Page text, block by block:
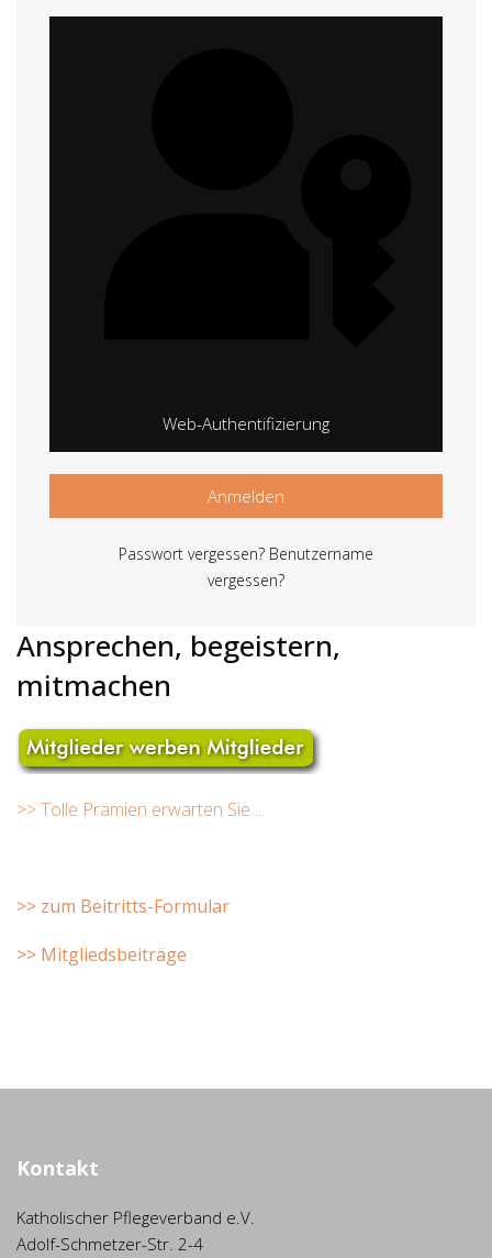
Web-Authentifizierung
Anmelden
Passwort vergessen? Benutzername
vergessen?
Ansprechen, begeistern,
mitmachen
>> Tolle Prämien erwarten Sie ...
>> zum Beitritts-Formular
>> Mitgliedsbeiträge
Kontakt
Katholischer Pflegeverband e.V.
Adolf-Schmetzer-Str. 2-4